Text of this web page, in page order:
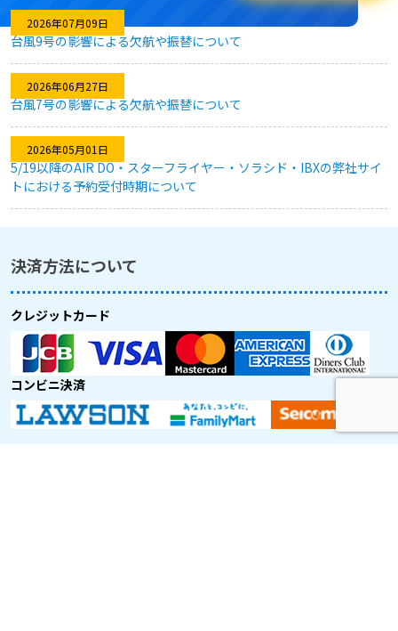
利用のしやすさ
問題なく利用できました。
★★★★★
キャンセル対応
2026年07月09日
台風9号の影響による欠航や振替について
2026年06月27日
台風7号の影響による欠航や振替について
2026年05月01日
5/19以降のAIR DO・スターフライヤー・ソラシド・IBXの弊社サイ
トにおける予約受付時期について
決済方法について
クレジットカード
コンビニ決済